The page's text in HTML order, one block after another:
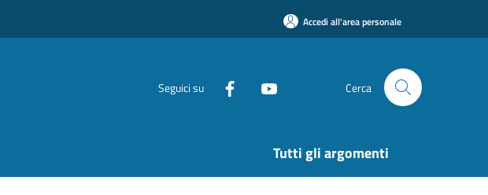
Accedi all'area personale
Seguici su Cerca
Tutti gli argomenti